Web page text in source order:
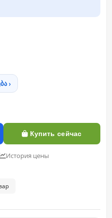
›
Купить сейчас
История цены